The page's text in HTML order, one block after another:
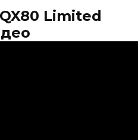
Limited